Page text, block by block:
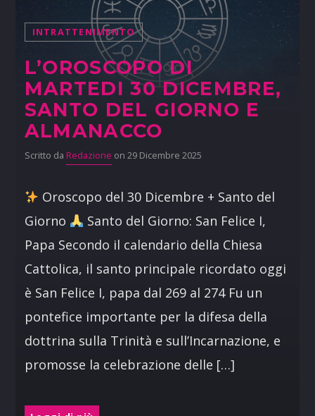
INTRATTENIMENTO
L’OROSCOPO DI
MARTEDI 30 DICEMBRE,
SANTO DEL GIORNO E
ALMANACCO
Scritto da Redazione on 29 Dicembre 2025
Oroscopo del 30 Dicembre + Santo del
Giorno
Santo del Giorno: San Felice I,
Papa Secondo il calendario della Chiesa
Cattolica, il santo principale ricordato oggi
è San Felice I, papa dal 269 al 274 Fu un
pontefice importante per la difesa della
dottrina sulla Trinità e sull’Incarnazione, e
promosse la celebrazione delle […]